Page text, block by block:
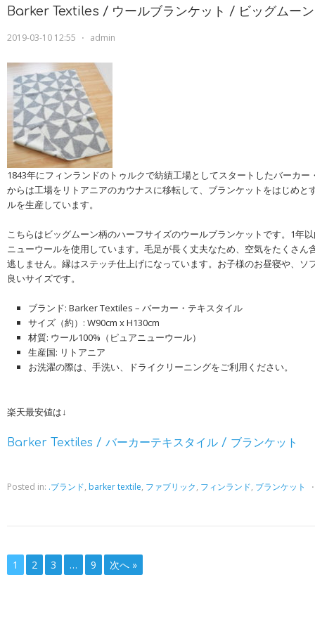
Barker Textiles / ウールブランケット / ビッグムーン
2019-03-10 12:55 ⋅ admin
1843年にフィンランドのトゥルクで紡績工場としてスタートしたバーカー
からは工場をリトアニアのカウナスに移転して、ブランケットをはじめと
ルを生産しています。
こちらはビッグムーン柄のハーフサイズのウールブランケットです。1年
ニューウールを使用しています。毛足が長く丈夫なため、空気をたくさん
逃しません。縁はステッチ仕上げになっています。お子様のお昼寝や、ソ
良いサイズです。
ブランド: Barker Textiles – バーカー・テキスタイル
サイズ（約）: W90cm x H130cm
材質: ウール100%（ピュアニューウール）
生産国: リトアニア
お洗濯の際は、手洗い、ドライクリーニングをご利用ください。
楽天最安値は↓
Barker Textiles / バーカーテキスタイル / ブランケット
Posted in: .ブランド, barker textile, ファブリック, フィンランド, ブランケット
1 2 3 … 9 次へ »